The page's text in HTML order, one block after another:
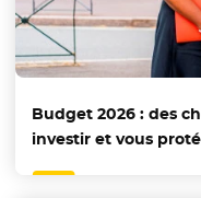
Budget 2026 : des
investir et vous